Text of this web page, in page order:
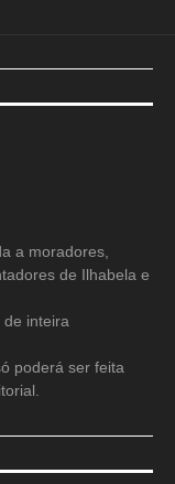
a moradores,
de Ilhabela e
de inteira
poderá ser feita